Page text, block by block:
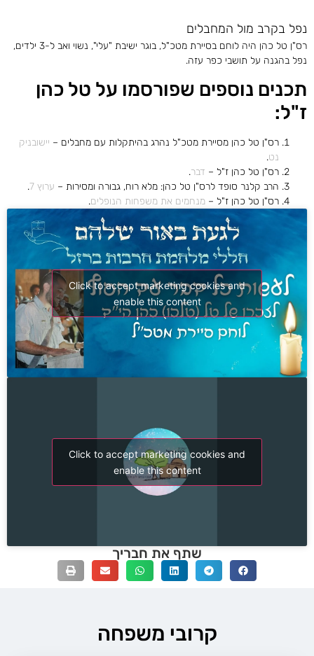
נפל בקרב מול המחבלים
רס"ן טל כהן היה לוחם בסיירת מטכ"ל, בוגר ישיבת "עלי", נשוי ואב ל-3 ילדים,
נפל בהגנה על תושבי כפר עזה.
תכנים נוספים שפורסמו על טל כהן
ז"ל:
רס"ן טל כהן מסיירת מטכ"ל נהרג בהיתקלות עם מחבלים – יישובניק
נט.
רס"ן טל כהן ז"ל – דבר.
הרב קלנר סופד לרס"ן טל כהן: מלא רוח, גבורה ומסירות – ערוץ 7
.
רס"ן טל כהן ז"ל – מנחמים את משפחות הנופלים.
Click to accept marketing cookies and
enable this content
Click to accept marketing cookies and
enable this content
שתף את חבריך
קרובי משפחה